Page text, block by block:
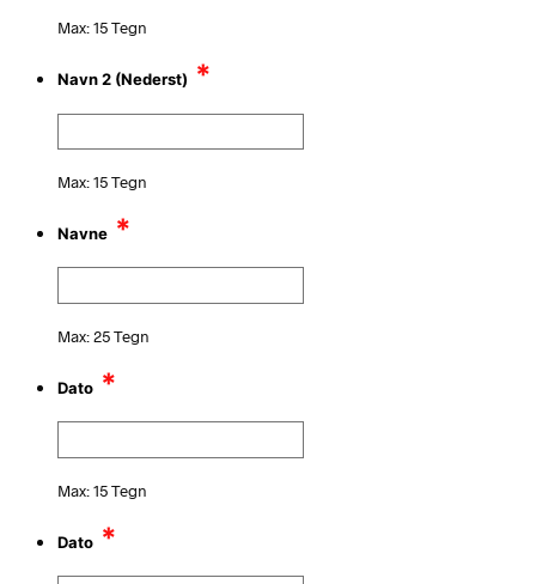
Max: 15 Tegn
Navn 2 (Nederst) *
Max: 15 Tegn
Navne *
Max: 25 Tegn
Dato *
Max: 15 Tegn
Dato *